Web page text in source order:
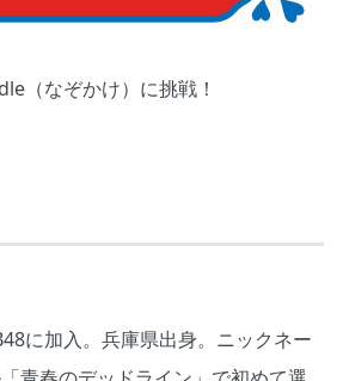
（なぞかけ）に挑戦！
に加入。兵庫県出身。ニックネー